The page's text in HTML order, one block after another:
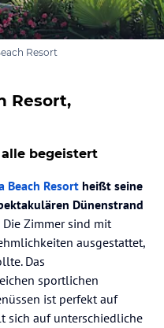
Resort
Resort,
begeistert
Beach Resortheißt seine
Dünenstrand
Die Zimmer sind mit
ausgestattet,
Das
sportlichen
ist perfekt auf
sich auf unterschiedliche